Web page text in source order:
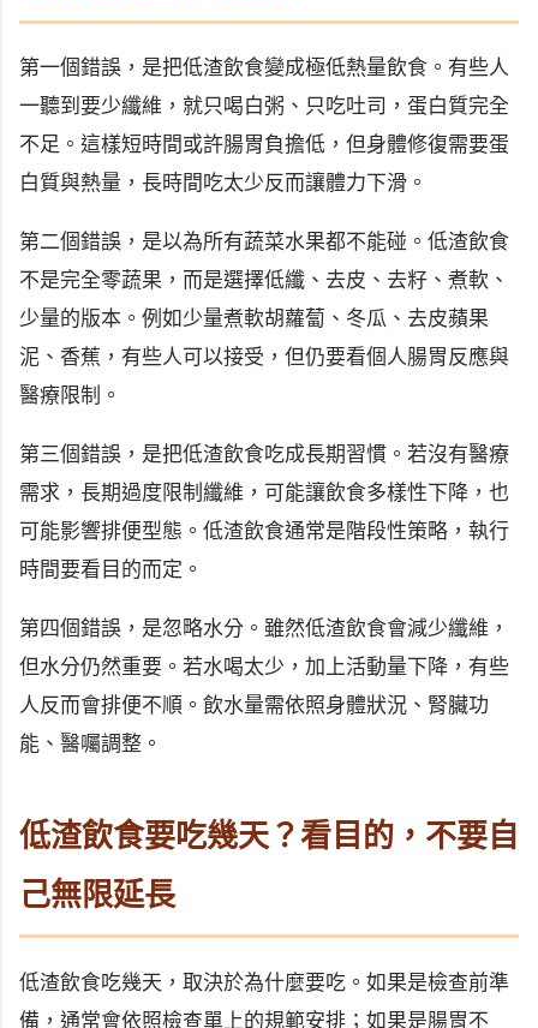
第一個錯誤，是把低渣飲食變成極低熱量飲食。有些人
一聽到要少纖維，就只喝白粥、只吃吐司，蛋白質完全
不足。這樣短時間或許腸胃負擔低，但身體修復需要蛋
白質與熱量，長時間吃太少反而讓體力下滑。
第二個錯誤，是以為所有蔬菜水果都不能碰。低渣飲食
不是完全零蔬果，而是選擇低纖、去皮、去籽、煮軟、
少量的版本。例如少量煮軟胡蘿蔔、冬瓜、去皮蘋果
泥、香蕉，有些人可以接受，但仍要看個人腸胃反應與
醫療限制。
第三個錯誤，是把低渣飲食吃成長期習慣。若沒有醫療
需求，長期過度限制纖維，可能讓飲食多樣性下降，也
可能影響排便型態。低渣飲食通常是階段性策略，執行
時間要看目的而定。
第四個錯誤，是忽略水分。雖然低渣飲食會減少纖維，
但水分仍然重要。若水喝太少，加上活動量下降，有些
人反而會排便不順。飲水量需依照身體狀況、腎臟功
能、醫囑調整。
低渣飲食要吃幾天？看目的，不要自
己無限延長
低渣飲食吃幾天，取決於為什麼要吃。如果是檢查前準
備，通常會依照檢查單上的規範安排；如果是腸胃不